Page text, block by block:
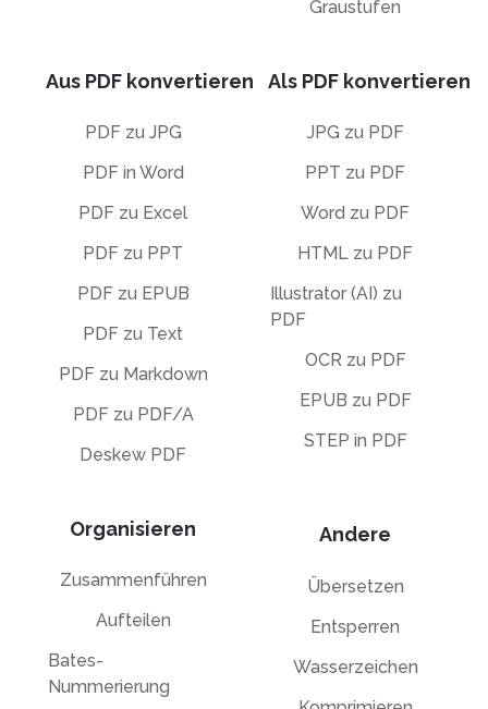
Graustufen
Aus PDF konvertieren
PDF zu JPG
PDF in Word
PDF zu Excel
PDF zu PPT
PDF zu EPUB
PDF zu Text
PDF zu Markdown
PDF zu PDF/A
Deskew PDF
Organisieren
Zusammenführen
Aufteilen
Bates-
Nummerierung
Als PDF konvertieren
JPG zu PDF
PPT zu PDF
Word zu PDF
HTML zu PDF
Illustrator (AI) zu
PDF
OCR zu PDF
EPUB zu PDF
STEP in PDF
Andere
Übersetzen
Entsperren
Wasserzeichen